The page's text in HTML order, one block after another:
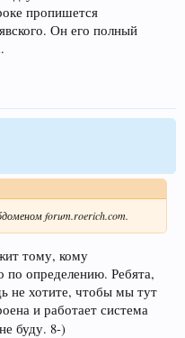
пропишется
Он его полный
forum.roerich.com.
тому, кому
по определению. Ребята,
не хотите, чтобы мы тут
и работает система
буду. 8-)